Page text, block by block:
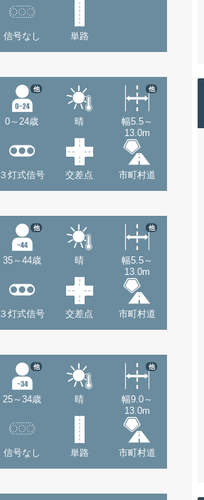
信号なし 単路
0～24歳
他
晴
幅5.5～
13.0m
他
３灯式信号 交差点 市町村道
35～44歳
他
晴
幅5.5～
13.0m
他
３灯式信号 交差点 市町村道
25～34歳
他
晴
幅9.0～
13.0m
他
信号なし 単路 市町村道